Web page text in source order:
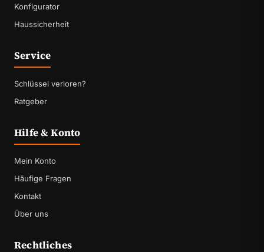
Konfigurator
Haussicherheit
Service
Schlüssel verloren?
Ratgeber
Hilfe & Konto
Mein Konto
Häufige Fragen
Kontakt
Über uns
Rechtliches